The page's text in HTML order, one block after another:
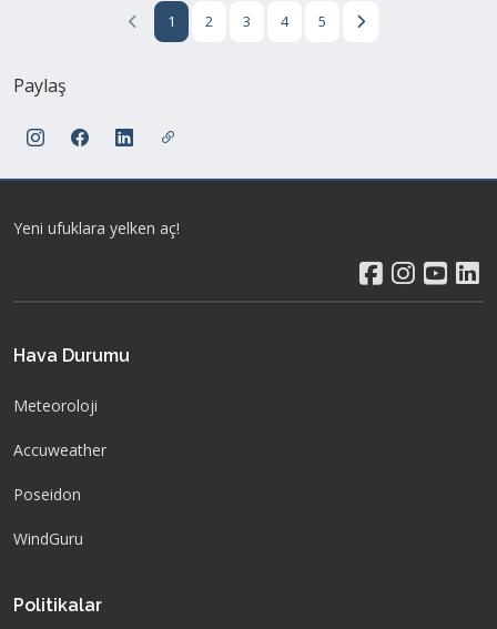
1 2 3 4 5
Paylaş
Yeni ufuklara yelken aç!
Hava Durumu
Meteoroloji
Accuweather
Poseidon
WindGuru
Politikalar